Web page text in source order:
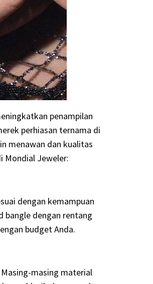
penampilan
perhiasan ternama di
menawan dan kualitas
Mondial Jeweler:
dengan kemampuan
bangle dengan rentang
budget Anda.
masing material